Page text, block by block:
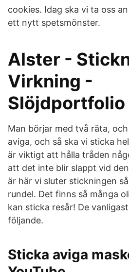
cookies. Idag ska vi ta oss
ett nytt spetsmönster.
Alster -
Virkning -
Slöjdportfolio
Man börjar med två räta,
aviga, och så ska vi sticka
är viktigt att hålla tråden
att det inte blir slappt vid
är här vi sluter stickningen
rundel. Det finns så många
kan sticka resår! De
följande.
Sticka aviga